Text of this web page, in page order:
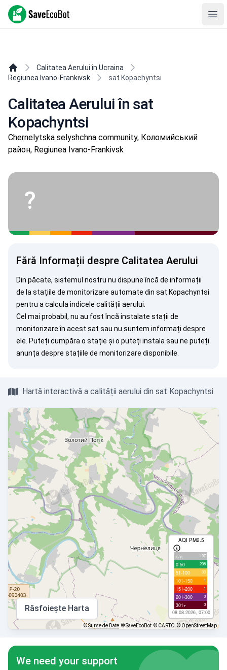
SaveEcoBot
Calitatea Aerului în Ucraina
Regiunea Ivano-Frankivsk
sat Kopachyntsi
Calitatea Aerului în sat
Kopachyntsi
Chernelytska selyshchna community, Коломийський
район, Regiunea Ivano-Frankivsk
?
Fără Informații despre Calitatea Aerului
Din păcate, sistemul nostru nu dispune încă de informații
de la stațiile de monitorizare automate din sat Kopachyntsi
pentru a calcula indicele calității aerului.
Cel mai probabil, nu au fost încă instalate stații de
monitorizare în acest sat sau nu suntem informați despre
ele. Puteți cumpăra o stație și o puteți instala sau ne puteți
anunța despre stațiile de monitorizare disponibile.
Hartă interactivă a calității aerului din sat Kopachyntsi
AQI PM2.5
с/д 107
0-50 208
51-100 33
101-150 1
151-200 1
201-300 0
301+ 0
08.08.2026, 07:00
Răsfoiește Harta
©Surse de Date © SaveEcoBot © CARTO © OpenStreetMap
We need your support